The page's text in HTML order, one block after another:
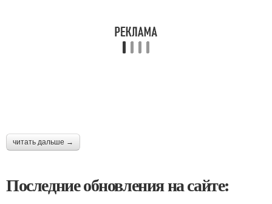
читать дальше →
Последние обновления на сайте: